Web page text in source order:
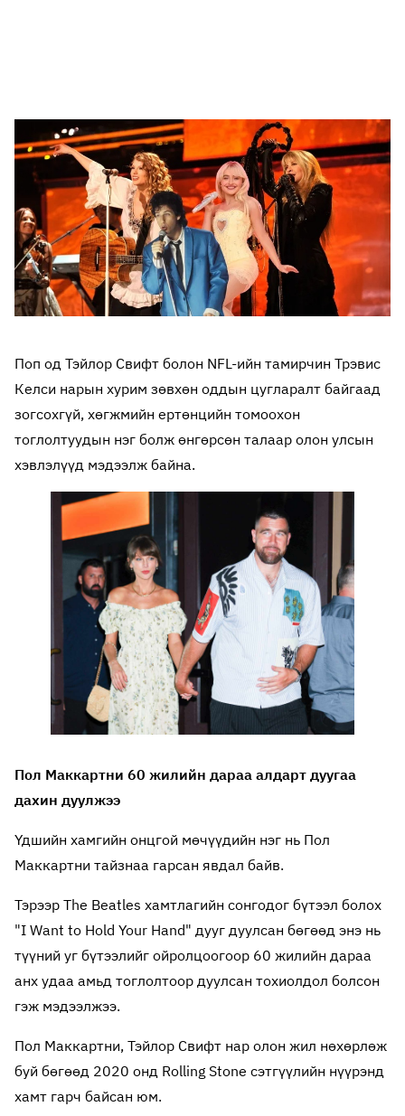
Поп од Тэйлор Свифт болон NFL-ийн тамирчин Трэвис
Келси нарын хурим зөвхөн оддын цугларалт байгаад
зогсохгүй, хөгжмийн ертөнцийн томоохон
тоглолтуудын нэг болж өнгөрсөн талаар олон улсын
хэвлэлүүд мэдээлж байна.
Пол Маккартни 60 жилийн дараа алдарт дуугаа
дахин дуулжээ
Үдшийн хамгийн онцгой мөчүүдийн нэг нь Пол
Маккартни тайзнаа гарсан явдал байв.
Тэрээр The Beatles хамтлагийн сонгодог бүтээл болох
"I Want to Hold Your Hand" дууг дуулсан бөгөөд энэ нь
түүний уг бүтээлийг ойролцоогоор 60 жилийн дараа
анх удаа амьд тоглолтоор дуулсан тохиолдол болсон
гэж мэдээлжээ.
Пол Маккартни, Тэйлор Свифт нар олон жил нөхөрлөж
буй бөгөөд 2020 онд Rolling Stone сэтгүүлийн нүүрэнд
хамт гарч байсан юм.